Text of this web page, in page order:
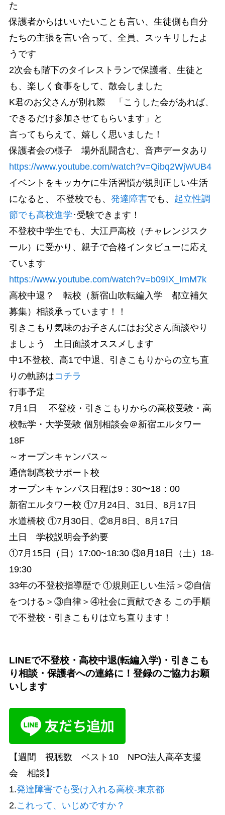
た
保護者からはいいたいことも言い、生徒側も自分
たちの主張を言い合って、全員、スッキリしたよ
うです
2次会も階下のタイレストランで保護者、生徒と
も、楽しく食事をして、散会しました
K君のお父さんが別れ際 「こうした会があれば、
できるだけ参加させてもらいます」と
言ってもらえて、嬉しく思いました！
保護者会の様子 場外乱闘含む、音声データあり
https://www.youtube.com/watch?v=Qibq2WjWUB4
イベントをキッカケに生活習慣が規則正しい生活
になると、 不登校でも、 発達障害でも、 起立性調
節でも高校進学 ･受験できます！
不登校中学生でも、大江戸高校（チャレンジスク
ール）に受かり、親子で合格インタビューに応え
ています
https://www.youtube.com/watch?v=b09IX_ImM7k
高校中退？ 転校（新宿山吹転編入学 都立補欠
募集）相談承っています！！
引きこもり気味のお子さんにはお父さん面談やり
ましょう 土日面談オススメします
中1不登校、高1で中退、引きこもりからの立ち直
りの軌跡はコチラ
行事予定
7月1日 不登校・引きこもりからの高校受験・高
校転学・大学受験 個別相談会＠新宿エルタワー
18F
～オープンキャンパス～
通信制高校サポート校
オープンキャンパス日程は9：30〜18：00
新宿エルタワー校 ①7月24日、31日、8月17日
水道橋校 ①7月30日、②8月8日、8月17日
土日 学校説明会予約要
①7月15日（日）17:00~18:30 ③8月18日（土）18-
19:30
33年の不登校指導歴で ①規則正しい生活＞②自信
をつける＞③自律＞④社会に貢献できる この手順
で不登校・引きこもりは立ち直ります！
LINEで不登校・高校中退(転編入学)・引きこも
り相談・保護者への連絡に！登録のご協力お願
いします
【週間 視聴数 ベスト10 NPO法人高卒支援
会 相談】
1.発達障害でも受け入れる高校-東京都
2.これって、いじめですか？